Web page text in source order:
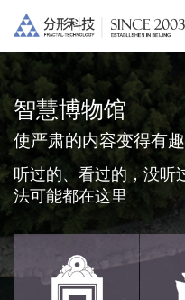
智慧博物馆
使严肃的内容变得有
听过的、看过的，没听
法可能都在这里